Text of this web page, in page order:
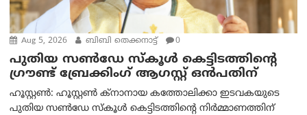
Aug 5, 2026 ബിബി തെക്കനാട്ട് 0
പുതിയ സൺഡേ സ്കൂൾ കെട്ടിടത്തിന്റെ
ഗ്രൗണ്ട് ബ്രേക്കിംഗ് ആഗസ്റ്റ് ഒൻപതിന്
ഹൂസ്റ്റൺ: ഹൂസ്റ്റൺ ക്നാനായ കത്തോലിക്കാ ഇടവകയുടെ
പുതിയ സൺഡേ സ്കൂൾ കെട്ടിടത്തിന്റെ നിർമ്മാണത്തിന്